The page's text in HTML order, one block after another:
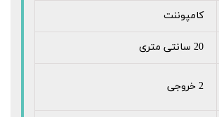
کامپوننت
20 سانتی متری
2 خروجی